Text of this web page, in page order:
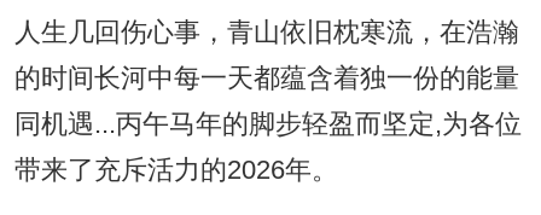
人生几回伤心事，青山依旧枕寒流，在浩瀚
的时间长河中每一天都蕴含着独一份的能量
同机遇...丙午马年的脚步轻盈而坚定,为各位
带来了充斥活力的2026年。